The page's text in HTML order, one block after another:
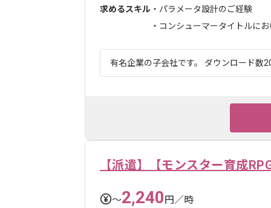
求めるスキル ・パラメータ設計のご経験
・コンシューマータイトルに
有名企業の子会社です。 ダウンロード数
【派遣】【モンスター育成
〜2,240円／時